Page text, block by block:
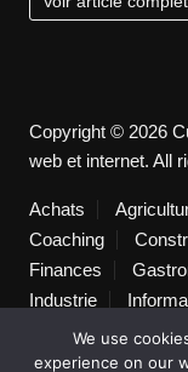
Copyright © 2026
web et internet. All
Achats
Coaching
Finances
Industrie
Lifestyle
Mode
Non
We use
experience on our